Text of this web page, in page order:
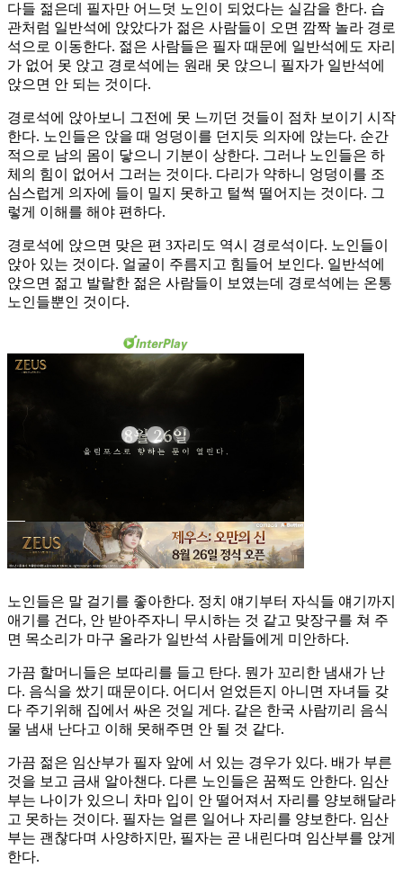
다들 젊은데 필자만 어느덧 노인이 되었다는 실감을 한다. 습
관처럼 일반석에 앉았다가 젊은 사람들이 오면 깜짝 놀라 경로
석으로 이동한다. 젊은 사람들은 필자 때문에 일반석에도 자리
가 없어 못 앉고 경로석에는 원래 못 앉으니 필자가 일반석에
앉으면 안 되는 것이다.
경로석에 앉아보니 그전에 못 느끼던 것들이 점차 보이기 시작
한다. 노인들은 앉을 때 엉덩이를 던지듯 의자에 앉는다. 순간
적으로 남의 몸이 닿으니 기분이 상한다. 그러나 노인들은 하
체의 힘이 없어서 그러는 것이다. 다리가 약하니 엉덩이를 조
심스럽게 의자에 들이 밀지 못하고 털썩 떨어지는 것이다. 그
렇게 이해를 해야 편하다.
경로석에 앉으면 맞은 편 3자리도 역시 경로석이다. 노인들이
앉아 있는 것이다. 얼굴이 주름지고 힘들어 보인다. 일반석에
앉으면 젊고 발랄한 젊은 사람들이 보였는데 경로석에는 온통
노인들뿐인 것이다.
노인들은 말 걸기를 좋아한다. 정치 얘기부터 자식들 얘기까지
애기를 건다, 안 받아주자니 무시하는 것 같고 맞장구를 쳐 주
면 목소리가 마구 올라가 일반석 사람들에게 미안하다.
가끔 할머니들은 보따리를 들고 탄다. 뭔가 꼬리한 냄새가 난
다. 음식을 쌌기 때문이다. 어디서 얻었든지 아니면 자녀들 갖
다 주기위해 집에서 싸온 것일 게다. 같은 한국 사람끼리 음식
물 냄새 난다고 이해 못해주면 안 될 것 같다.
가끔 젊은 임산부가 필자 앞에 서 있는 경우가 있다. 배가 부른
것을 보고 금새 알아챈다. 다른 노인들은 꿈쩍도 안한다. 임산
부는 나이가 있으니 차마 입이 안 떨어져서 자리를 양보해달라
고 못하는 것이다. 필자는 얼른 일어나 자리를 양보한다. 임산
부는 괜찮다며 사양하지만, 필자는 곧 내린다며 임산부를 앉게
한다.